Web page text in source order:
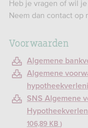
Heb je vragen of wil
Neem dan contact op
Voorwaarden
Algemene
Algemene
SNS Algemene
106,89 KB